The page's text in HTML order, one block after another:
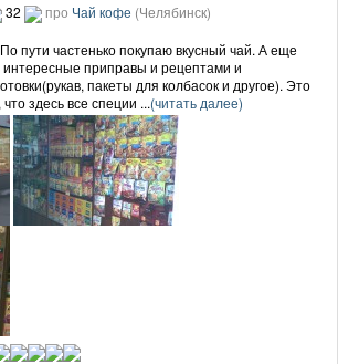
32 про Чай кофе (Челябинск)
пути частенько покупаю вкусный чай. А еще
интересные приправы и рецептами и
пакеты для колбасок и другое). Это
здесь все специи ...(читать далее)